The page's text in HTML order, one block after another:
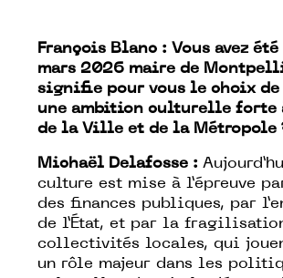
François Blanc : Vous avez
mars 2026 maire de
signifie pour vous le choix
une ambition culturelle forte
de la Ville et de la Métropole
Michaël Delafosse :
culture est mise à l’épreuve
des finances publiques, par
de l’État, et par la
collectivités locales, qui
un rôle majeur dans les